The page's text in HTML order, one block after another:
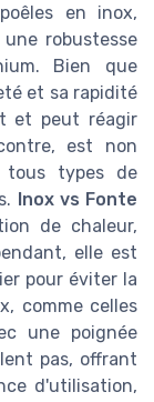
en inox,
robustesse
Bien que
et sa rapidité
et peut réagir
est non
types de
Inox vs Fonte
de chaleur,
elle est
pour éviter la
comme celles
une poignée
pas, offrant
d'utilisation,